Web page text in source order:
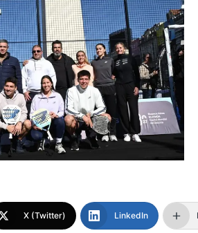
X (Twitter) LinkedIn